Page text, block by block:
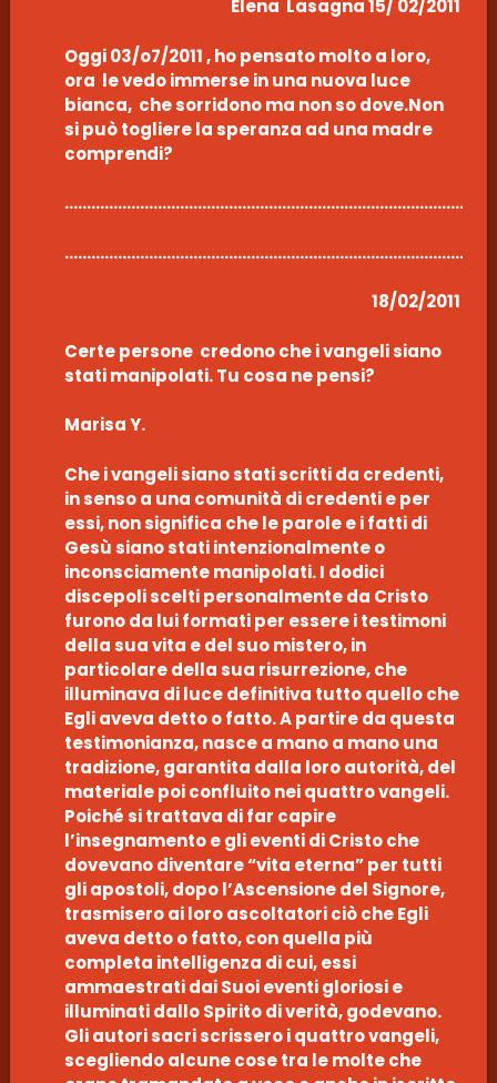
Elena Lasagna 15/ 02/2011
Oggi 03/o7/2011 , ho pensato molto a loro,
ora le vedo immerse in una nuova luce
bianca, che sorridono ma non so dove.Non
si può togliere la speranza ad una madre
comprendi?
18/02/2011
Certe persone credono che i vangeli siano
stati manipolati. Tu cosa ne pensi?
Marisa Y.
Che i vangeli siano stati scritti da credenti,
in senso a una comunità di credenti e per
essi, non significa che le parole e i fatti di
Gesù siano stati intenzionalmente o
inconsciamente manipolati. I dodici
discepoli scelti personalmente da Cristo
furono da lui formati per essere i testimoni
della sua vita e del suo mistero, in
particolare della sua risurrezione, che
illuminava di luce definitiva tutto quello che
Egli aveva detto o fatto. A partire da questa
testimonianza, nasce a mano a mano una
tradizione, garantita dalla loro autorità, del
materiale poi confluito nei quattro vangeli.
Poiché si trattava di far capire
l’insegnamento e gli eventi di Cristo che
dovevano diventare “vita eterna” per tutti
gli apostoli, dopo l’Ascensione del Signore,
trasmisero ai loro ascoltatori ciò che Egli
aveva detto o fatto, con quella più
completa intelligenza di cui, essi
ammaestrati dai Suoi eventi gloriosi e
illuminati dallo Spirito di verità, godevano.
Gli autori sacri scrissero i quattro vangeli,
scegliendo alcune cose tra le molte che